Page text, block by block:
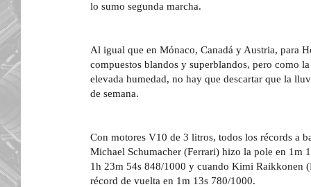
lo sumo segunda marcha.
Al igual que en Mónaco, Canadá y Austria, para
compuestos blandos y superblandos, pero como
elevada humedad, no hay que descartar que la
de semana.
Con motores V10 de 3 litros, todos los récords a
Michael Schumacher (Ferrari) hizo la pole en 1m
1h 23m 54s 848/1000 y cuando Kimi Raikkonen
récord de vuelta en 1m 13s 780/1000.